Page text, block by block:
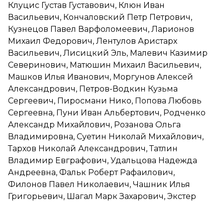
Клуцис Густав Густавович, Клюн Иван
Васильевич, Кончаловский Петр Петрович,
Кузнецов Павел Варфоломеевич, Ларионов
Михаил Федорович, Лентулов Аристарх
Васильевич, Лисицкий Эль, Малевич Казимир
Северинович, Матюшин Михаил Васильевич,
Машков Илья Иванович, Моргунов Алексей
Александрович, Петров-Водкин Кузьма
Сергеевич, Пиросмани Нико, Попова Любовь
Сергеевна, Пуни Иван Альбертович, Родченко
Александр Михайлович, Розанова Ольга
Владимировна, Суетин Николай Михайлович,
Тархов Николай Александрович, Татлин
Владимир Евграфович, Удальцова Надежда
Андреевна, Фальк Роберт Рафаилович,
Филонов Павел Николаевич, Чашник Илья
Григорьевич, Шагал Марк Захарович, Экстер